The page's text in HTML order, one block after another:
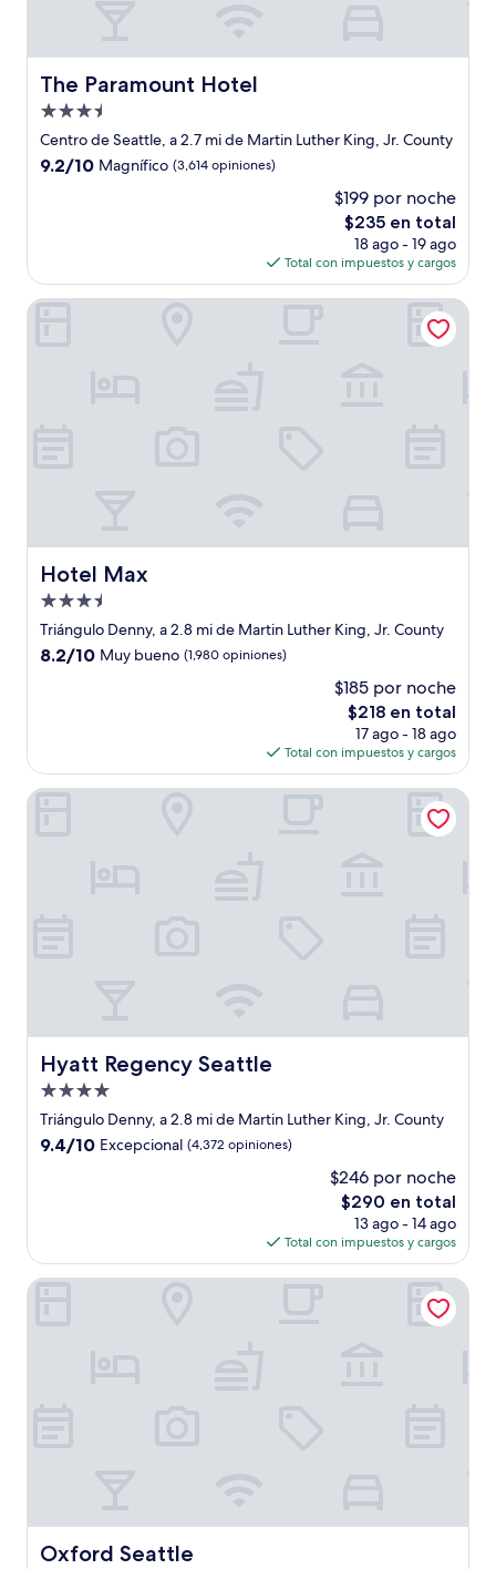
The Paramount Hotel
The Paramount Hotel
Propiedad
de
3.5
Centro de Seattle, a 2.7 mi de Martin Luther King, Jr. County
9.2
9.2/10 Magnífico (3,614 opiniones)
$199 por noche
El
precio
actual
es
de
$235 en total
18 ago - 19 ago
Total con impuestos y cargos
Hotel Max
Hotel Max
Propiedad
de
3.5
Triángulo Denny, a 2.8 mi de Martin Luther King, Jr. County
8.2
opiniones)
8.2/10 Muy bueno (1,980 opiniones)
$185 por noche
El
precio
actual
es
de
$218 en total
17 ago - 18 ago
Total con impuestos y cargos
Hotel Max
Hyatt Regency Seattle
Hyatt Regency Seattle
Propiedad
de
4.0
Triángulo Denny, a 2.8 mi de Martin Luther King, Jr. County
9.4
9.4/10 Excepcional (4,372 opiniones)
$246 por noche
El
precio
actual
es
de
$290 en total
13 ago - 14 ago
Total con impuestos y cargos
Hyatt Regency Seattle
Oxford Seattle
Oxford Seattle
Oxford Seattle